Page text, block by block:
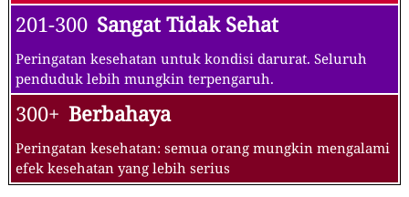
201-300 Sangat Tidak Sehat
Peringatan kesehatan untuk kondisi darurat. Seluruh
penduduk lebih mungkin terpengaruh.
300+ Berbahaya
Peringatan kesehatan: semua orang mungkin mengalami
efek kesehatan yang lebih serius